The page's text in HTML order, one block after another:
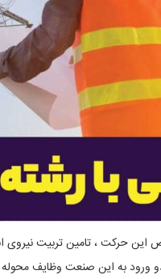
حرکت ، تامین تربیت نیروی
ورود به این صنعت وظایف محوله